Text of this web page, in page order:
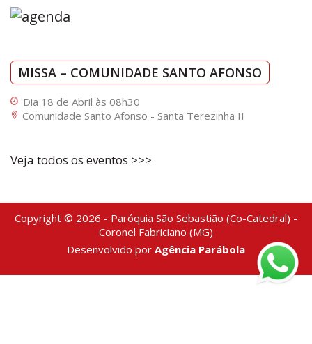
MISSA – COMUNIDADE SANTO AFONSO
Dia 18 de Abril às 08h30
Comunidade Santo Afonso - Santa Terezinha II
Veja todos os eventos >>>
Copyright © 2026 - Paróquia São Sebastião (Co-Catedral) -
Coronel Fabriciano (MG)
Desenvolvido por Agência Parábola